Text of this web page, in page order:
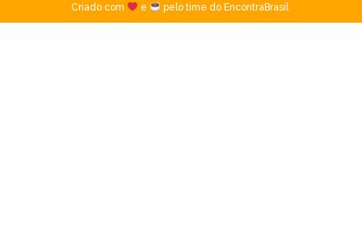
Criado com
e pelo time do EncontraBrasil